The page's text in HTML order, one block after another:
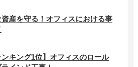
産を守る！オフィスにおける事
ンキング1位】オフィスのロール